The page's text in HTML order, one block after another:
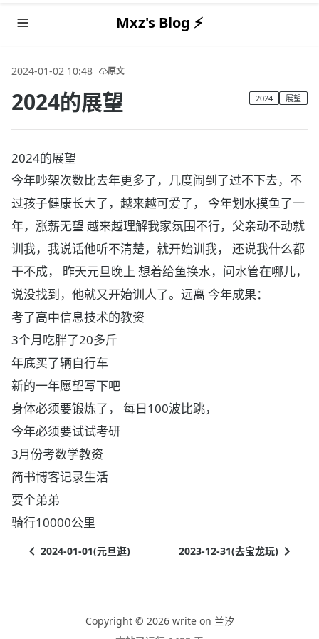
Mxz's Blog ⚡️
2024-01-02 10:48 原文
2024的展望 2024 展望
2024的展望
今年吵架次数比去年更多了，几度闹到了过不下去，不
过孩子健康长大了，越来越可爱了， 今年划水摸鱼了一
年，涨薪无望 越来越理解我家氛围不行，父亲动不动就
训我，我说话他听不清楚，就开始训我， 还说我什么都
干不成， 昨天元旦晚上 想着给鱼换水，问水管在哪儿，
说没找到，他就又开始训人了。远离 今年成果：
考了高中信息技术的教资
3个月吃胖了20多斤
年底买了辆自行车
新的一年愿望写下吧
身体必须要锻炼了， 每日100波比跳，
今年必须要试试考研
3月份考数学教资
简书博客记录生活
要个弟弟
骑行10000公里
2024-01-01(元旦逛) 2023-12-31(去宝龙玩)
Copyright © 2026 write on 兰汐